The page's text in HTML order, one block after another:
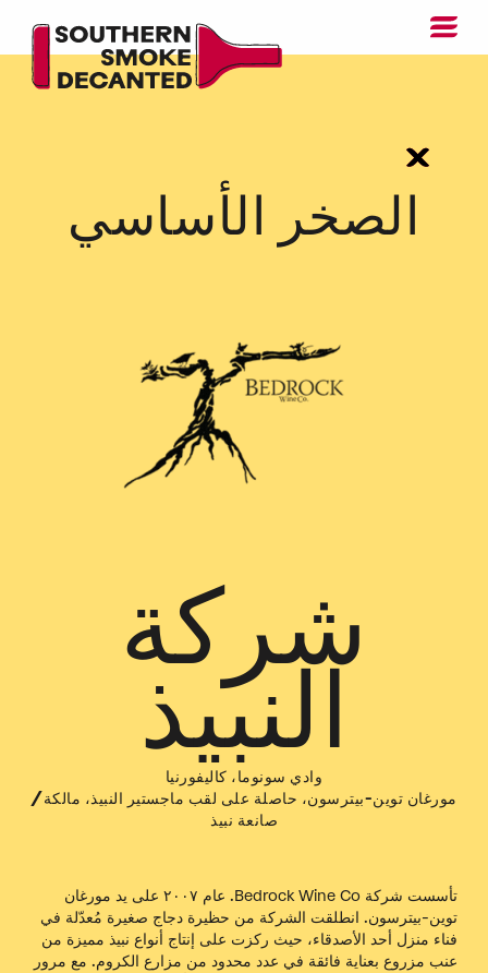
الصخر الأساسي
شركة
النبيذ
وادي سونوما، كاليفورنيا
مورغان توين-بيترسون، حاصلة على لقب ماجستير النبيذ، مالكة/
صانعة نبيذ
تأسست شركة Bedrock Wine Co. عام ٢٠٠٧ على يد مورغان
توين-بيترسون. انطلقت الشركة من حظيرة دجاج صغيرة مُعدّلة في
فناء منزل أحد الأصدقاء، حيث ركزت على إنتاج أنواع نبيذ مميزة من
عنب مزروع بعناية فائقة في عدد محدود من مزارع الكروم. مع مرور